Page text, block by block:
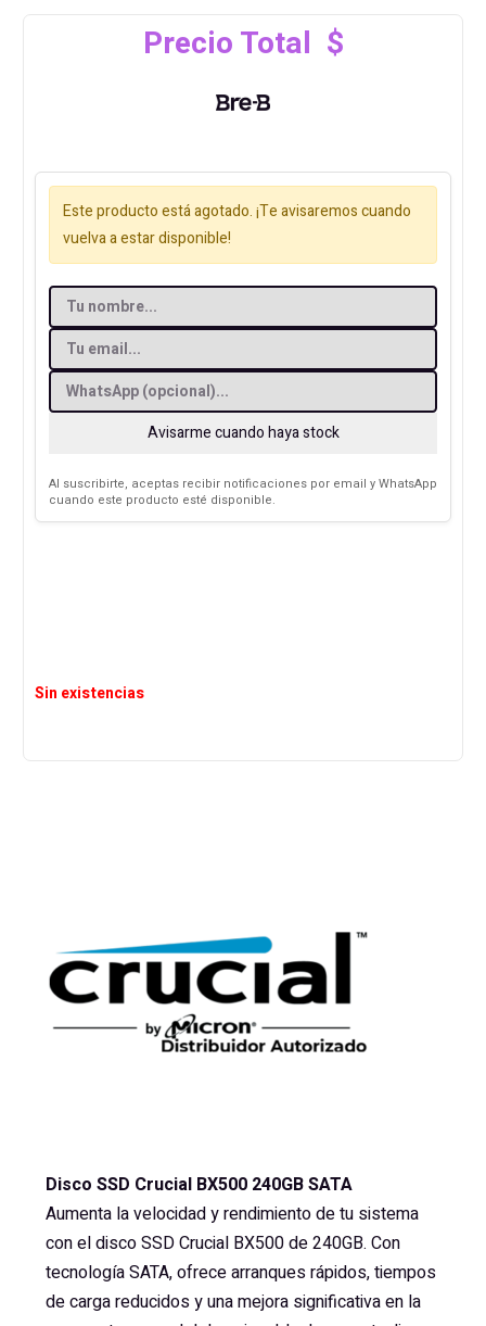
Precio Total $
Este producto está agotado. ¡Te avisaremos cuando
vuelva a estar disponible!
Avisarme cuando haya stock
Al suscribirte, aceptas recibir notificaciones por email y WhatsApp
cuando este producto esté disponible.
Sin existencias
Disco SSD Crucial BX500 240GB SATA
Aumenta la velocidad y rendimiento de tu sistema
con el disco SSD Crucial BX500 de 240GB. Con
tecnología SATA, ofrece arranques rápidos, tiempos
de carga reducidos y una mejora significativa en la